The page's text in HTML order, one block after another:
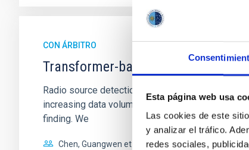
Esta página web usa
Las cookies de este
y analizar el tráfico.
redes sociales,
CON ÁRBITRO
Transformer-based source
Radio source detection and morphological
increasing data volumes and the wide diversity
finding. We
Chen, Guangwen et al.